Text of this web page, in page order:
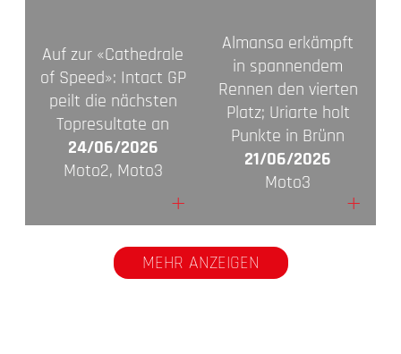
Auf zur «Cathedrale
of Speed»: Intact GP
peilt die nächsten
Topresultate an
24/06/2026
Moto2, Moto3
+
Almansa erkämpft
in spannendem
Rennen den vierten
Platz; Uriarte holt
Punkte in Brünn
21/06/2026
Moto3
+
MEHR ANZEIGEN